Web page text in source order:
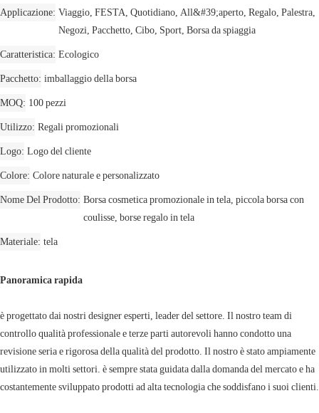
Applicazione Viaggio, FESTA, Quotidiano, All&#39;aperto, Regalo, Palestra,
Negozi, Pacchetto, Cibo, Sport, Borsa da spiaggia
Caratteristica Ecologico
Pacchetto imballaggio della borsa
MOQ 100 pezzi
Utilizzo Regali promozionali
Logo Logo del cliente
Colore Colore naturale e personalizzato
Nome Del Prodotto Borsa cosmetica promozionale in tela, piccola borsa con
coulisse, borse regalo in tela
Materiale tela
Panoramica rapida
è progettato dai nostri designer esperti, leader del settore. Il nostro team di
controllo qualità professionale e terze parti autorevoli hanno condotto una
revisione seria e rigorosa della qualità del prodotto. Il nostro è stato ampiamente
utilizzato in molti settori. è sempre stata guidata dalla domanda del mercato e ha
costantemente sviluppato prodotti ad alta tecnologia che soddisfano i suoi clienti.